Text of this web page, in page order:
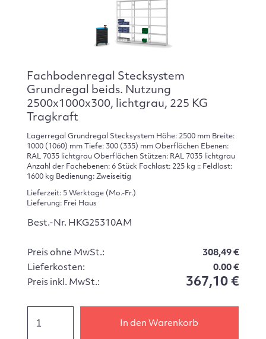
Fachbodenregal Stecksystem
Grundregal beids. Nutzung
2500x1000x300, lichtgrau, 225 KG
Tragkraft
Lagerregal Grundregal Stecksystem Höhe: 2500 mm Breite:
1000 (1060) mm Tiefe: 300 (335) mm Oberflächen Ebenen:
RAL 7035 lichtgrau Oberflächen Stützen: RAL 7035 lichtgrau
Anzahl der Fachebenen: 6 Stück Fachlast: 225 kg :: Feldlast:
1600 kg Bedienung: Zweiseitig
Lieferzeit: 5 Werktage (Mo.-Fr.)
Lieferung: Frei Haus
Best.-Nr. HKG25310AM
Preis ohne MwSt.:
308,49 €
Lieferkosten:
0.00 €
Preis inkl. MwSt.:
367,10 €
In den Warenkorb